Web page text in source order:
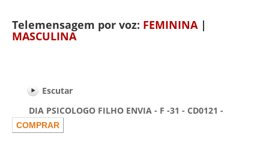
Telemensagem por voz: FEMININA|
MASCULINA
Escutar
DIA PSICOLOGO FILHO ENVIA - F -31 - CD0121 -